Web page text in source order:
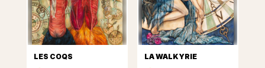
LES COQS LA WALKYRIE